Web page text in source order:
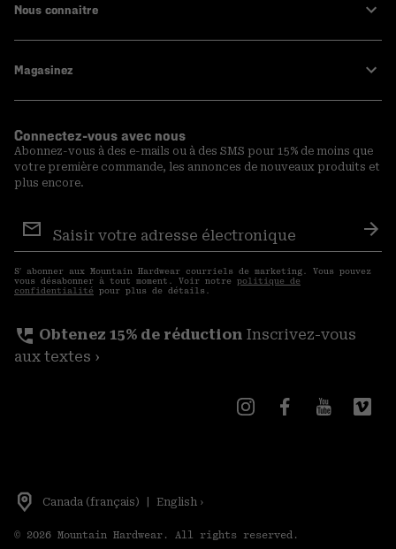
Nous connaitre
Magasinez
Connectez-vous avec nous
Abonnez-vous à des e-mails ou à des SMS pour 15% de moins que
votre première commande, les annonces de nouveaux produits et
plus encore.
aux
courriels
S′ abonner aux Mountain Hardwear courriels de marketing. Vous pouvez
vous désabonner à tout moment. Voir notre politique de
confidentialité pour plus de détails.
perm_phone_msg Obtenez 15% de réduction Inscrivez-vous
aux textes ›
Canada (français) English ›
© 2026 Mountain Hardwear. All rights reserved.